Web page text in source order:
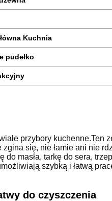
Kuchnia
pudełko
przybory kuchenne.Ten
się, nie łamie ani nie
masła, tarkę do sera,
szybką i łatwą
do czyszczenia